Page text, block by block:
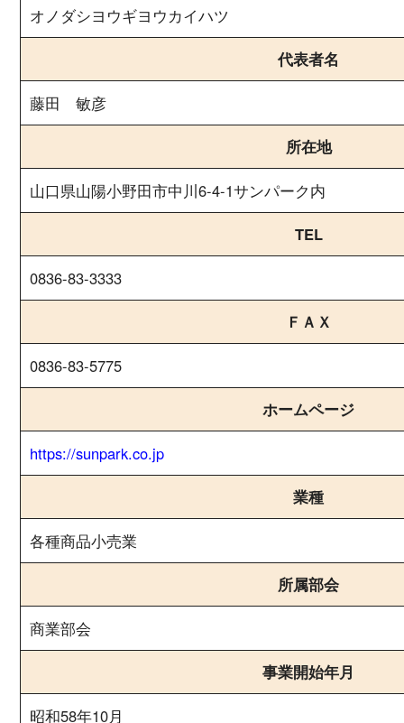
オノダシヨウギヨウカイハツ
代表者名
藤田 敏彦
所在地
山口県山陽小野田市中川6-4-1サンパーク内
TEL
0836-83-3333
ＦＡＸ
0836-83-5775
ホームページ
https://sunpark.co.jp
業種
各種商品小売業
所属部会
商業部会
事業開始年月
昭和58年10月